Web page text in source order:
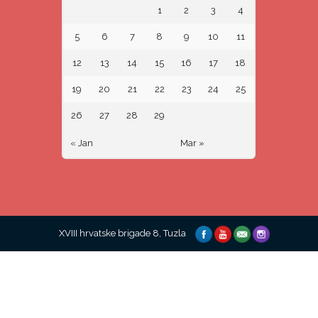
« Jan Mar »
1 2 3 4
5 6 7 8 9 10 11
12 13 14 15 16 17 18
19 20 21 22 23 24 25
26 27 28 29
XVIII hrvatske brigade 8, Tuzla